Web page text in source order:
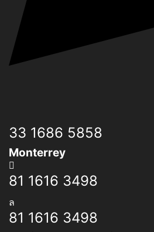
33 1686 5858
Monterrey
81 1616 3498
81 1616 3498